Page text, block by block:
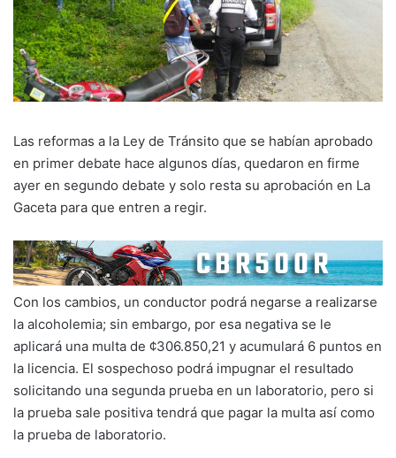
Las reformas a la Ley de Tránsito que se habían aprobado
en primer debate hace algunos días, quedaron en firme
ayer en segundo debate y solo resta su aprobación en La
Gaceta para que entren a regir.
Con los cambios, un conductor podrá negarse a realizarse
la alcoholemia; sin embargo, por esa negativa se le
aplicará una multa de ¢306.850,21 y acumulará 6 puntos en
la licencia. El sospechoso podrá impugnar el resultado
solicitando una segunda prueba en un laboratorio, pero si
la prueba sale positiva tendrá que pagar la multa así como
la prueba de laboratorio.